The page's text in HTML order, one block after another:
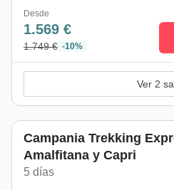
Desde
1.569 €
1.749 € -10%
Ver 2
Campania Trekking
Amalfitana y Capri
5 días